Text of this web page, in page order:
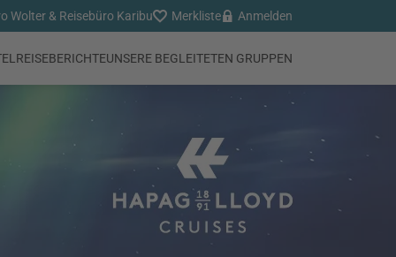
Wolter & Reisebüro Karibu Merkliste Anmelden
REISEBERICHTEUNSERE BEGLEITETEN GRUPPEN